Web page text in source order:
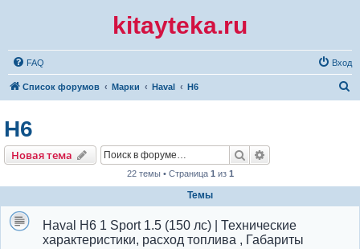
kitayteka.ru
FAQ Вход
Список форумов Марки Haval H6
H6
Новая тема Поиск
22 темы • Страница 1 из 1
Темы
Haval H6 1 Sport 1.5 (150 лс) | Технические
характеристики, расход топлива , Габариты